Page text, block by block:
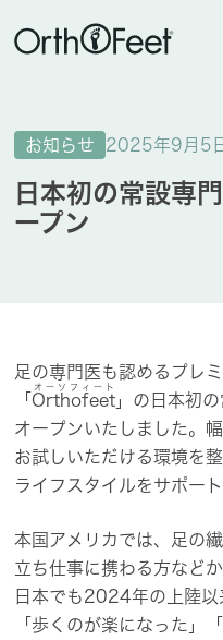
お知らせ 2025年9月5
日本初の常設専
ープン
足の​専門医も​認める​プレ
「Orthofeet
オーソフィート
」の​日本初
オープンいたしました。
お試しいただける​環境を​整
ライフスタイルを​サポー
本国アメリカでは、​足の​
立ち仕事に​携わる​方など
日本でも​2024年の​上陸以
「歩くのが​楽に​なった」​